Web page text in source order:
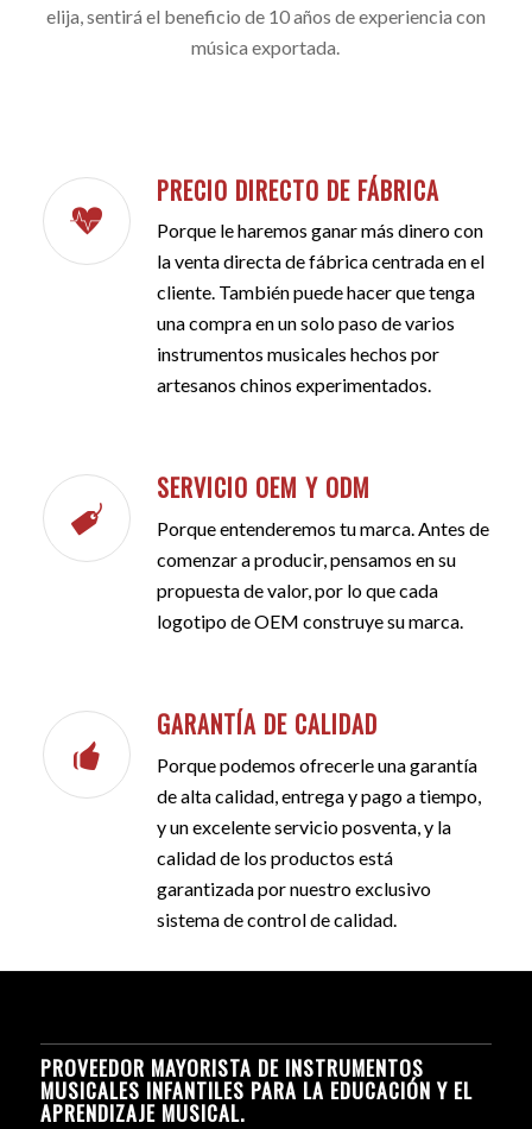
elija, sentirá el beneficio de 10 años de experiencia con
música exportada.
PRECIO DIRECTO DE FÁBRICA
Porque le haremos ganar más dinero con
la venta directa de fábrica centrada en el
cliente. También puede hacer que tenga
una compra en un solo paso de varios
instrumentos musicales hechos por
artesanos chinos experimentados.
SERVICIO OEM Y ODM
Porque entenderemos tu marca. Antes de
comenzar a producir, pensamos en su
propuesta de valor, por lo que cada
logotipo de OEM construye su marca.
GARANTÍA DE CALIDAD
Porque podemos ofrecerle una garantía
de alta calidad, entrega y pago a tiempo,
y un excelente servicio posventa, y la
calidad de los productos está
garantizada por nuestro exclusivo
sistema de control de calidad.
PROVEEDOR MAYORISTA DE INSTRUMENTOS
MUSICALES INFANTILES PARA LA EDUCACIÓN Y EL
APRENDIZAJE MUSICAL.